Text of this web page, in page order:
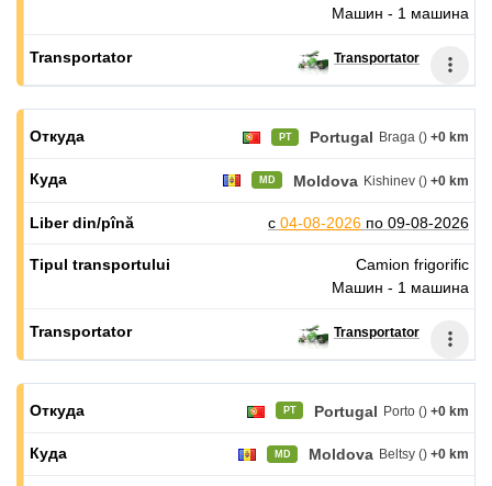
Машин - 1 машина
Transportator
PT Portugal Braga () +0 km
MD Moldova Kishinev () +0 km
с 04-08-2026 по 09-08-2026
Camion frigorific
Машин - 1 машина
Transportator
PT Portugal Porto () +0 km
MD Moldova Beltsy () +0 km